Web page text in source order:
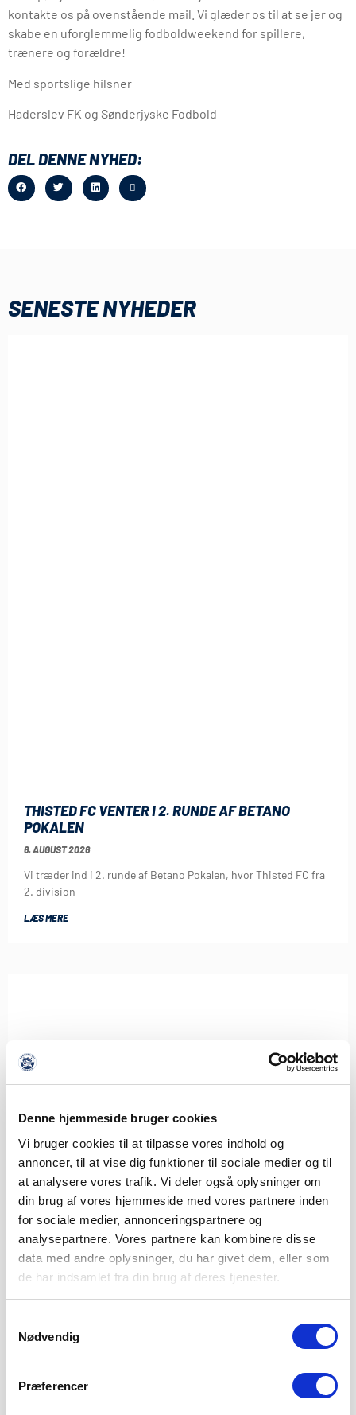
Denne hjemmeside bruger cookies
Vi bruger cookies til at tilpasse vores indhold og
annoncer, til at vise dig funktioner til sociale medier og til
at analysere vores trafik. Vi deler også oplysninger om
din brug af vores hjemmeside med vores partnere inden
for sociale medier, annonceringspartnere og
analysepartnere. Vores partnere kan kombinere disse
data med andre oplysninger, du har givet dem, eller som
de har indsamlet fra din brug af deres tjenester.
Nødvendig
Præferencer
kontakte os på ovenstående mail. Vi glæder os til at se jer og
skabe en uforglemmelig fodboldweekend for spillere,
trænere og forældre!
Med sportslige hilsner
Haderslev FK og Sønderjyske Fodbold
DEL DENNE NYHED:
SENESTE NYHEDER
THISTED FC VENTER I 2. RUNDE AF BETANO
POKALEN
6. AUGUST 2026
Vi træder ind i 2. runde af Betano Pokalen, hvor Thisted FC fra
2. division
LÆS MERE